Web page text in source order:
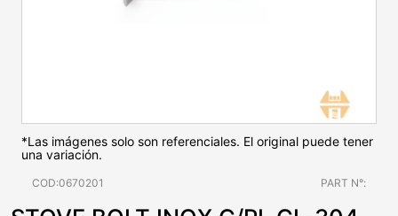
*Las imágenes solo son referenciales. El original puede tener
una variación.
COD:0670201 PART N°: